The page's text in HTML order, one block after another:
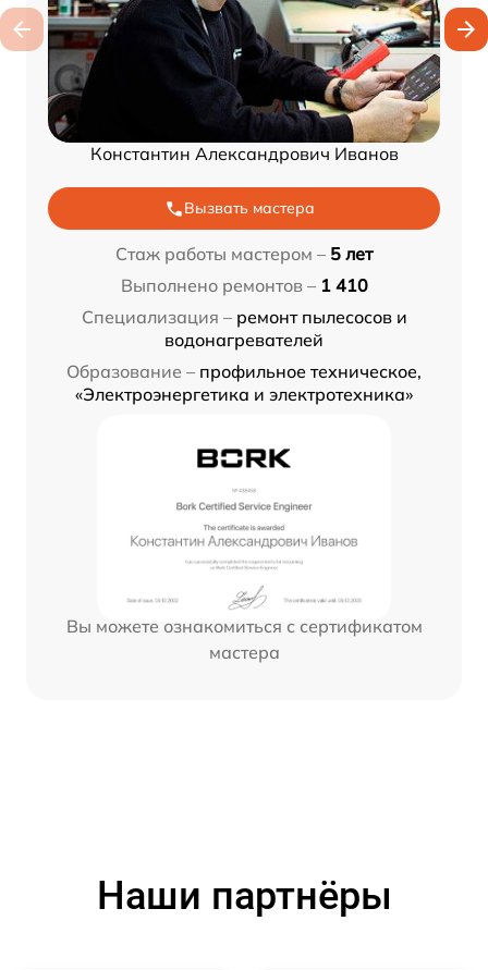
Константин Александрович Иванов
Вызвать мастера
Стаж работы мастером – 5 лет
Выполнено ремонтов – 1 410
Специализация – ремонт пылесосов и
водонагревателей
Образование – профильное техническое,
«Электроэнергетика и электротехника»
Вы можете ознакомиться с сертификатом
мастера
Наши партнёры